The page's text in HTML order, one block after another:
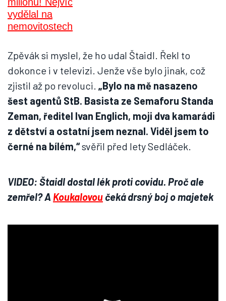
Zpěvák si myslel, že ho udal Štaidl. Řekl to
dokonce i v televizi. Jenže vše bylo jinak, což
zjistil až po revoluci. „Bylo na mě nasazeno
šest agentů StB. Basista ze Semaforu Standa
Zeman, ředitel Ivan Englich, moji dva kamarádi
z dětství a ostatní jsem neznal. Viděl jsem to
černé na bílém,“svěřil před lety Sedláček.
VIDEO: Štaidl dostal lék proti covidu. Proč ale
zemřel? A Koukalovou čeká drsný boj o majetek